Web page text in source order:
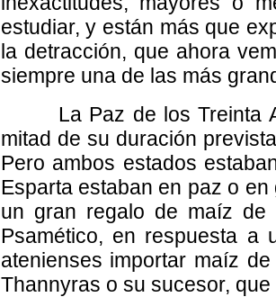
estudiar, y están más que
la detracción, que ahora
siempre una de las más
La Paz de los Treinta
mitad de su duración
Pero ambos estados
Esparta estaban en paz o
un gran regalo de maíz de
Psamético, en respuesta a
atenienses importar maíz
Thannyras o su sucesor,